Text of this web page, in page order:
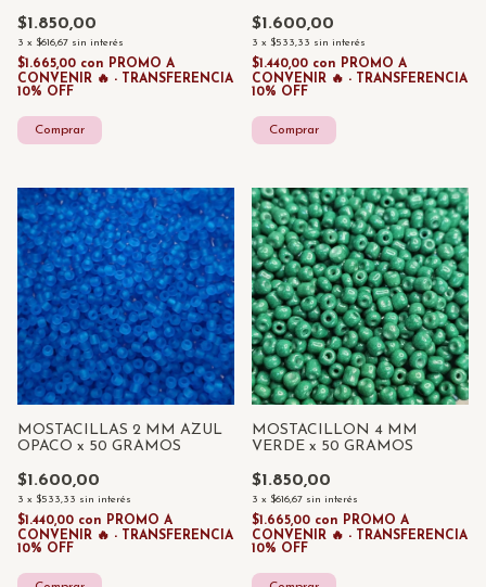
$1.850,00
3 x $616,67 sin interés
$1.665,00 con PROMO A
CONVENIR 🔥 - TRANSFERENCIA
10% OFF
$1.600,00
3 x $533,33 sin interés
$1.440,00 con PROMO A
CONVENIR 🔥 - TRANSFERENCIA
10% OFF
MOSTACILLAS 2 MM AZUL
OPACO x 50 GRAMOS
$1.600,00
3 x $533,33 sin interés
$1.440,00 con PROMO A
CONVENIR 🔥 - TRANSFERENCIA
10% OFF
MOSTACILLON 4 MM
VERDE x 50 GRAMOS
$1.850,00
3 x $616,67 sin interés
$1.665,00 con PROMO A
CONVENIR 🔥 - TRANSFERENCIA
10% OFF